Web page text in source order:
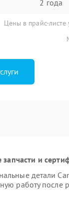
2 года
Цены в прайс-листе
и
детали
работу после